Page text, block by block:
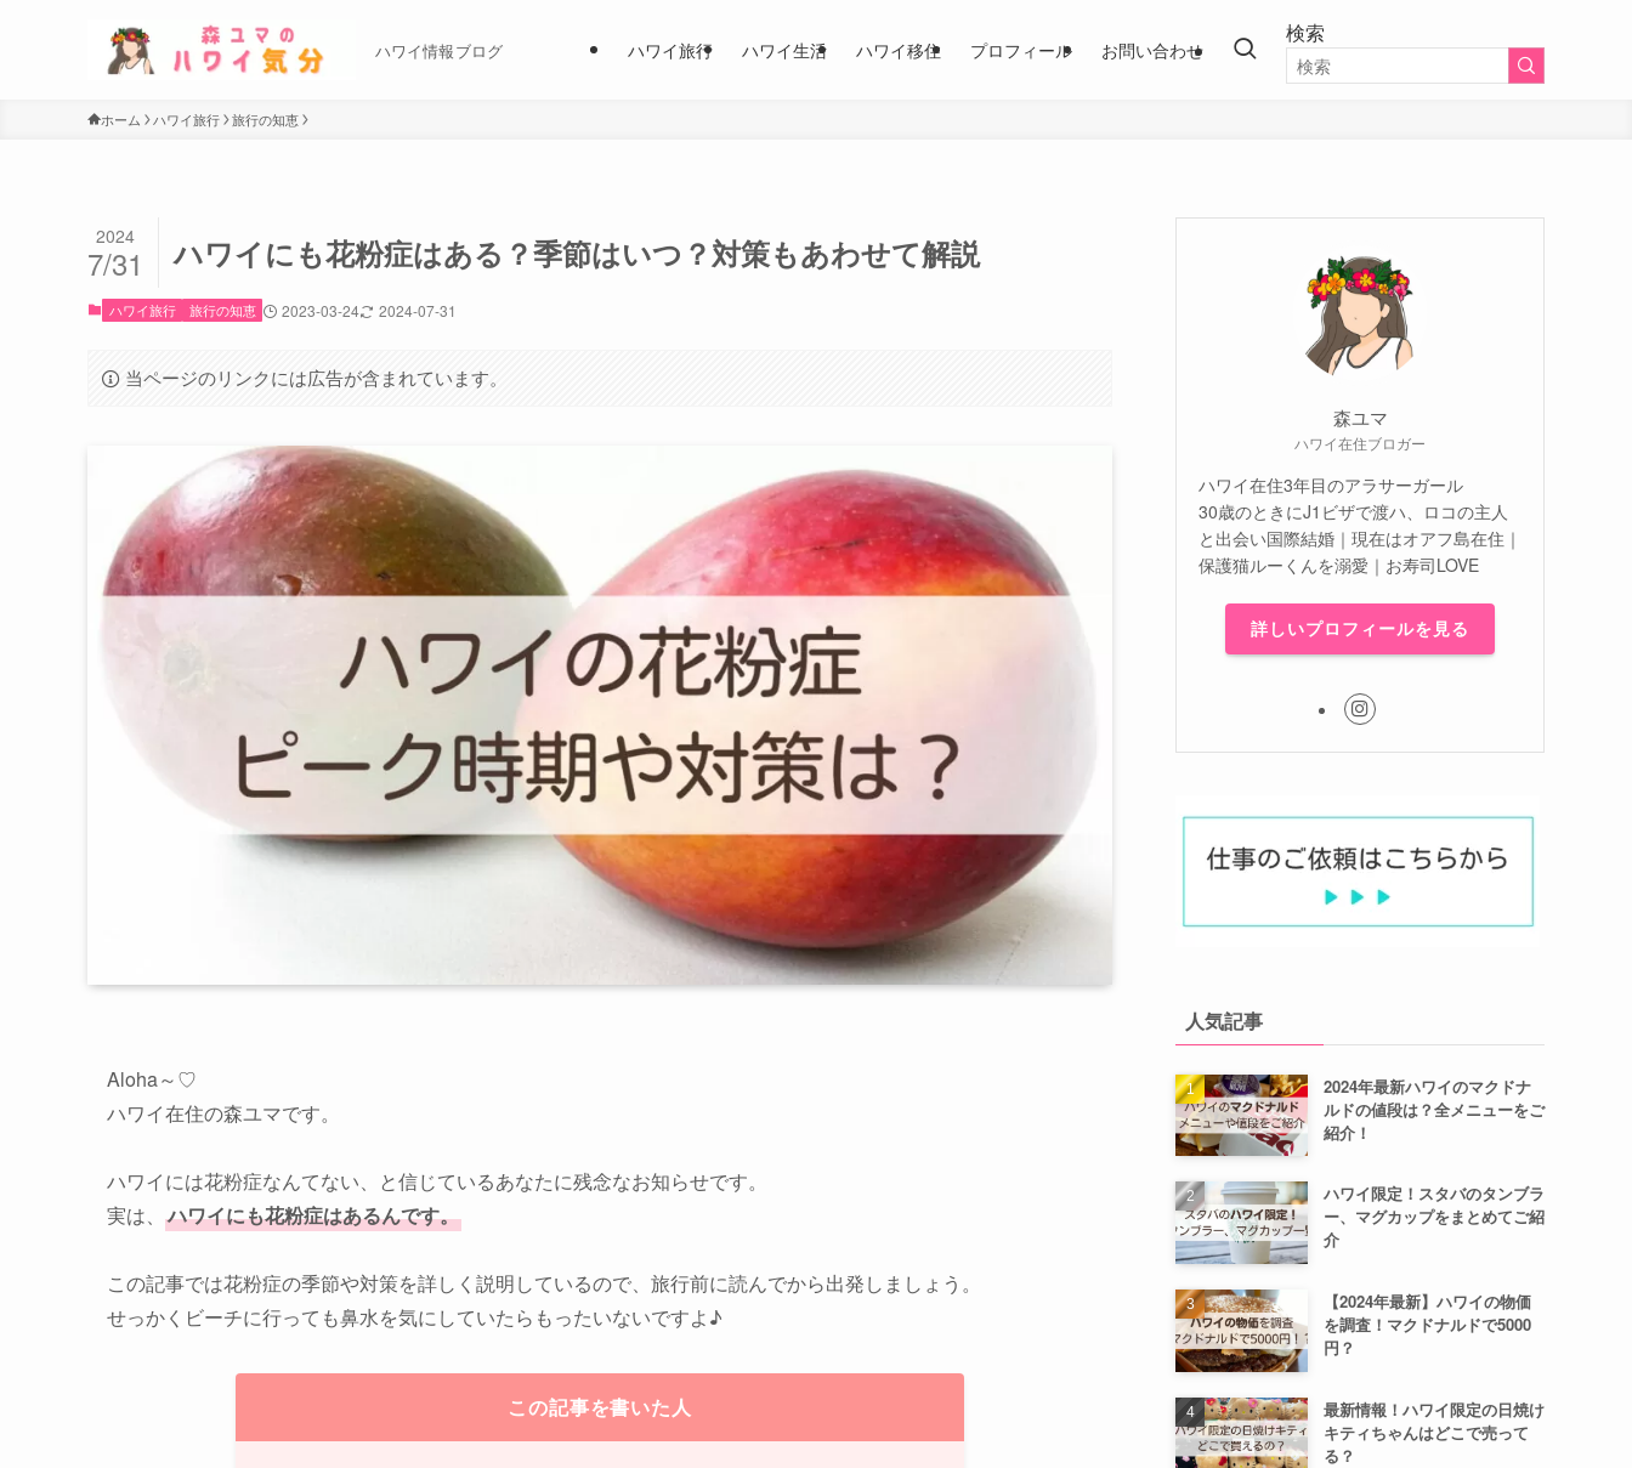
ハワイ情報ブログ ハワイ旅行 ハワイ生活 ハワイ移住 プロフィール お問い合わせ
検索
ホーム ハワイ旅行 旅行の知恵
ハワイにも花粉症はある？季節はいつ？対策もあわせて解説
2024
7/31
ハワイ旅行 旅行の知恵 2023-03-24 2024-07-31
当ページのリンクには広告が含まれています。
Aloha～♡
ハワイ在住の森ユマです。
ハワイには花粉症なんてない、と信じているあなたに残念なお知らせです。
実は、 ハワイにも花粉症はあるんです。
この記事では花粉症の季節や対策を詳しく説明しているので、旅行前に読んでから出発しましょう。
せっかくビーチに行っても鼻水を気にしていたらもったいないですよ♪
この記事を書いた人
森ユマ
ハワイ在住ブロガー
ハワイ在住3年目のアラサーガール
30歳のときにJ1ビザで渡ハ、ロコの主人
と出会い国際結婚｜現在はオアフ島在住｜
保護猫ルーくんを溺愛｜お寿司LOVE
詳しいプロフィールを見る
人気記事
2024年最新ハワイのマクドナ
ルドの値段は？全メニューをご
紹介！
ハワイ限定！スタバのタンブラ
ー、マグカップをまとめてご紹
介
【2024年最新】ハワイの物価
を調査！マクドナルドで5000
円？
最新情報！ハワイ限定の日焼け
キティちゃんはどこで売って
る？